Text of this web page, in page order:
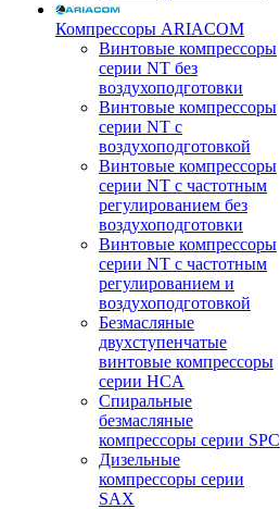
Компрессоры ARIACOM
Винтовые компрессоры
серии NT без
воздухоподготовки
Винтовые компрессоры
серии NT c
воздухоподготовкой
Винтовые компрессоры
серии NT с частотным
регулированием без
воздухоподготовки
Винтовые компрессоры
серии NT с частотным
регулированием и
воздухоподготовкой
Безмасляные
двухступенчатые
винтовые компрессоры
серии HCA
Спиральные
безмасляные
компрессоры серии SPC
Дизельные
компрессоры серии
SAX